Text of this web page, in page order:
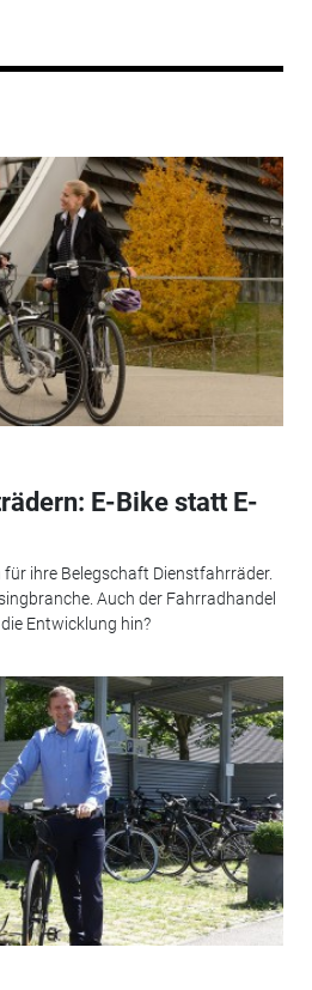
E-Bike statt E-
ihre Belegschaft Dienstfahrräder.
Auch der Fahrradhandel
Entwicklung hin?